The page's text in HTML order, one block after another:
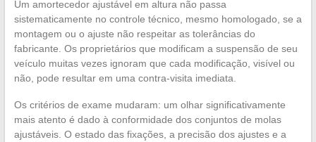
Um amortecedor ajustável em altura não passa
sistematicamente no controle técnico, mesmo homologado, se a
montagem ou o ajuste não respeitar as tolerâncias do
fabricante. Os proprietários que modificam a suspensão de seu
veículo muitas vezes ignoram que cada modificação, visível ou
não, pode resultar em uma contra-visita imediata.
Os critérios de exame mudaram: um olhar significativamente
mais atento é dado à conformidade dos conjuntos de molas
ajustáveis. O estado das fixações, a precisão dos ajustes e a